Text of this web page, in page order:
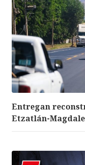
Entregan
Etzatlán-